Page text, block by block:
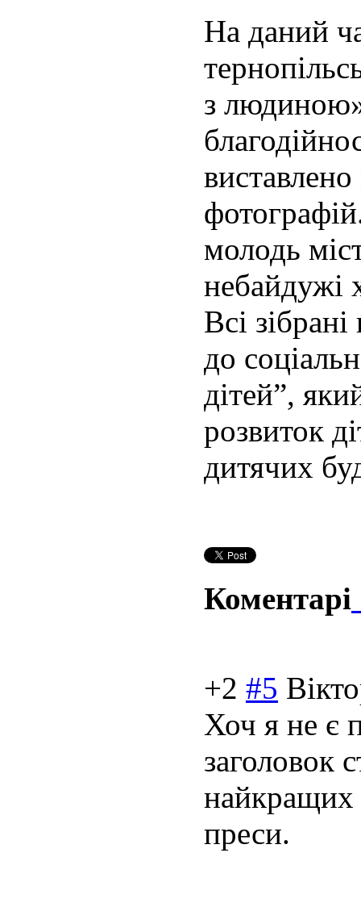
На даний
з
молодь
небайдужі
Всі
до
дітей”,
розвиток
дитячих
Коментарі
+2 #5
Хоч я не є
заголовок
найкращих
преси.